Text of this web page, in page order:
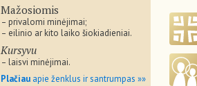
Mažosiomis
– privalomi minėjimai;
– eilinio ar kito laiko šiokiadieniai.
Kursyvu
– laisvi minėjimai.
Plačiau apie ženklus ir santrumpas »»